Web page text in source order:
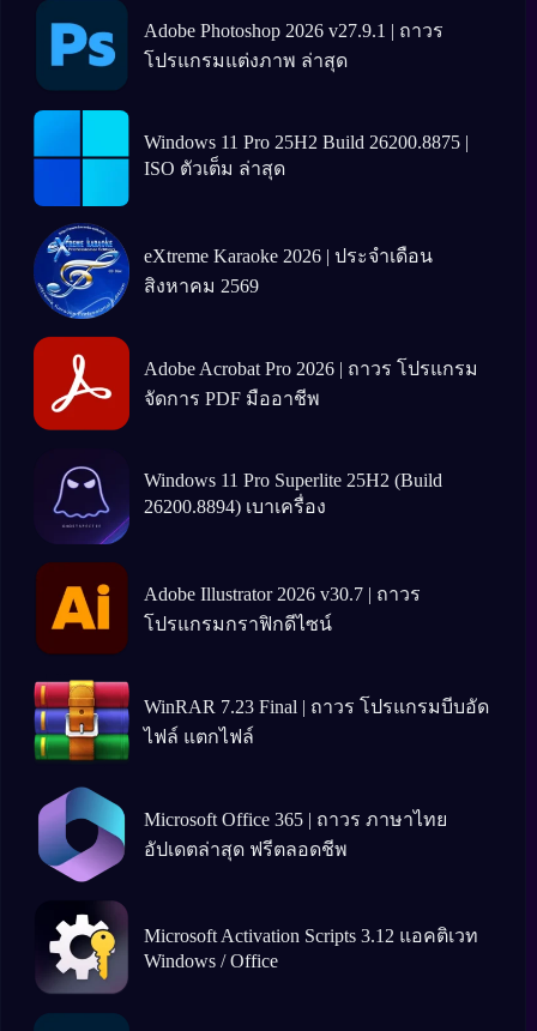
Adobe Photoshop 2026 v27.9.1 | ถาวร
โปรแกรมแต่งภาพ ล่าสุด
Windows 11 Pro 25H2 Build 26200.8875 |
ISO ตัวเต็ม ล่าสุด
eXtreme Karaoke 2026 | ประจำเดือน
สิงหาคม 2569
Adobe Acrobat Pro 2026 | ถาวร โปรแกรม
จัดการ PDF มืออาชีพ
Windows 11 Pro Superlite 25H2 (Build
26200.8894) เบาเครื่อง
Adobe Illustrator 2026 v30.7 | ถาวร
โปรแกรมกราฟิกดีไซน์
WinRAR 7.23 Final | ถาวร โปรแกรมบีบอัด
ไฟล์ แตกไฟล์
Microsoft Office 365 | ถาวร ภาษาไทย
อัปเดตล่าสุด ฟรีตลอดชีพ
Microsoft Activation Scripts 3.12 แอคติเวท
Windows / Office